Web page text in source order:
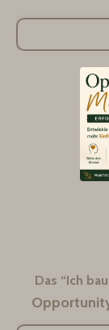
Das “Ich